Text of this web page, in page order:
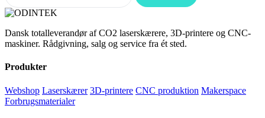
Dansk totalleverandør af CO2 laserskærere, 3D-printere og CNC-
maskiner. Rådgivning, salg og service fra ét sted.
Produkter
Webshop Laserskærer 3D-printere CNC produktion Makerspace
Forbrugsmaterialer